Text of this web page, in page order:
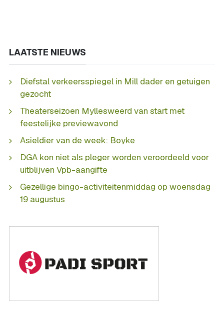
LAATSTE NIEUWS
Diefstal verkeersspiegel in Mill dader en getuigen
gezocht
Theaterseizoen Myllesweerd van start met
feestelijke previewavond
Asieldier van de week: Boyke
DGA kon niet als pleger worden veroordeeld voor
uitblijven Vpb-aangifte
Gezellige bingo-activiteitenmiddag op woensdag
19 augustus